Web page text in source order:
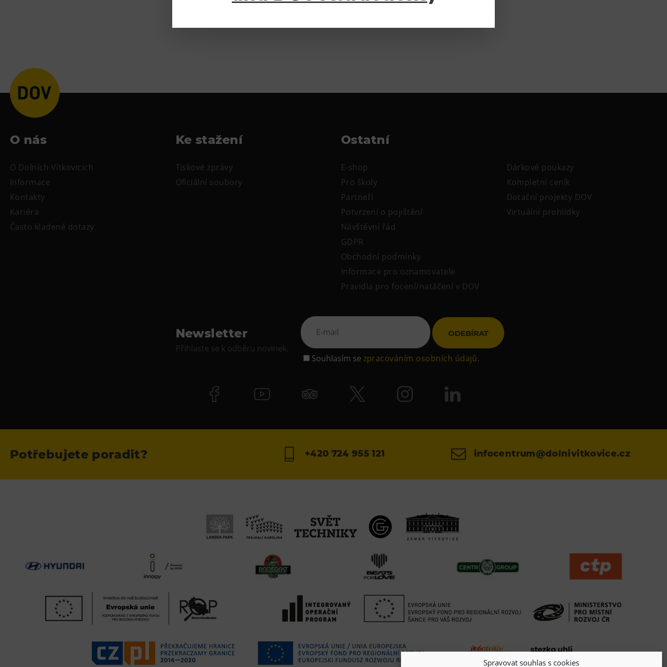
Spravovat souhlas s cookies
O nás
O Dolních Vítkovicích
Informace
Kontakty
Kariéra
Často kladené dotazy
Ke stažení
Tiskové zprávy
Oficiální soubory
Ostatní
E-shop
Pro školy
Partneři
Potvrzení o pojištění
Návštěvní řád
GDPR
Obchodní podmínky
Informace pro oznamovatele
Pravidla pro focení/natáčení v DOV
Dárkové poukazy
Kompletní ceník
Dotační projekty DOV
Virtuální prohlídky
Newsletter
Přihlaste se k odběru novinek.
ODEBÍRAT
Souhlasím se zpracováním osobních údajů.
Potřebujete poradit? +420 724 955 121 infocentrum@dolnivitkovice.cz